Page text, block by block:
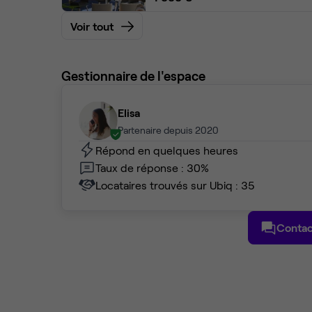
Voir tout
Gestionnaire de l'espace
Elisa
Partenaire depuis 2020
Répond en quelques heures
Taux de réponse : 30%
Locataires trouvés sur Ubiq : 35